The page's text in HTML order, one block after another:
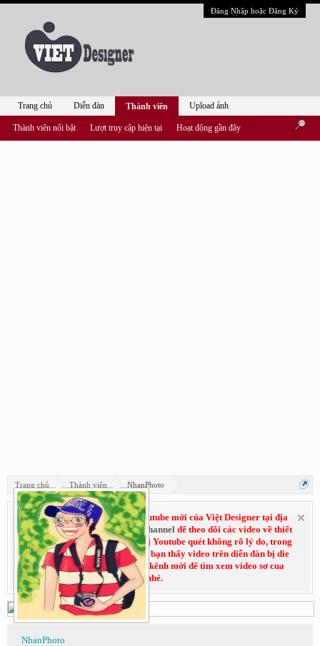
Đăng Nhập hoặc Đăng Ký
Trang chủ Thành viên NhanPhoto
Hãy đăng ký subscribe kênh Youtube mới của Việt Designer tại địa
chỉ:Youtube.com/VietDesignerChannel để theo dõi các video về thiết
kế đồ họa. Do trước đó kênh cũ bị Youtube quét không rõ lý do, trong
thời gian chờ kháng cáo nếu các bạn thấy video trên diễn đàn bị die
không xem được thì có thể vào kênh mới để tìm xem video sơ cua
nhé.
NhanPhoto
Trang chủ Diễn đàn Thành viên
Thành viên nổi bật Lượt truy cập hiện tại Hoạt động gần đây
Upload ảnh